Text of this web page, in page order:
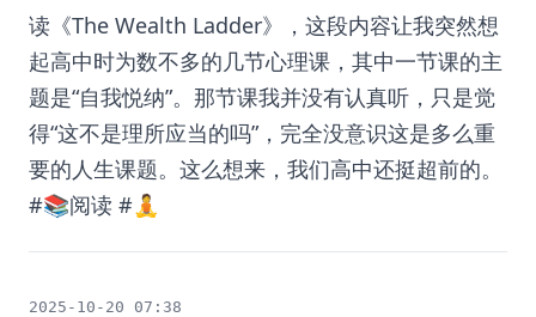
读《The Wealth Ladder》，这段内容让我突然想
起高中时为数不多的几节心理课，其中一节课的主
题是“自我悦纳”。那节课我并没有认真听，只是觉
得“这不是理所应当的吗”，完全没意识这是多么重
要的人生课题。这么想来，我们高中还挺超前的。
#📚阅读 #🧘
2025-10-20 07:38